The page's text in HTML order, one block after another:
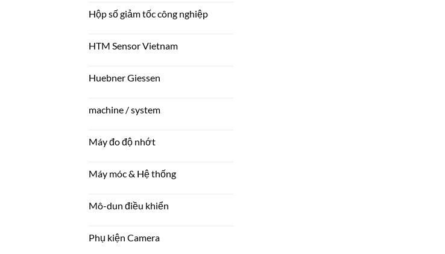
Hộp số giảm tốc công nghiệp
HTM Sensor Vietnam
Huebner Giessen
machine / system
Máy đo độ nhớt
Máy móc & Hệ thống
Mô-dun điều khiển
Phụ kiện Camera